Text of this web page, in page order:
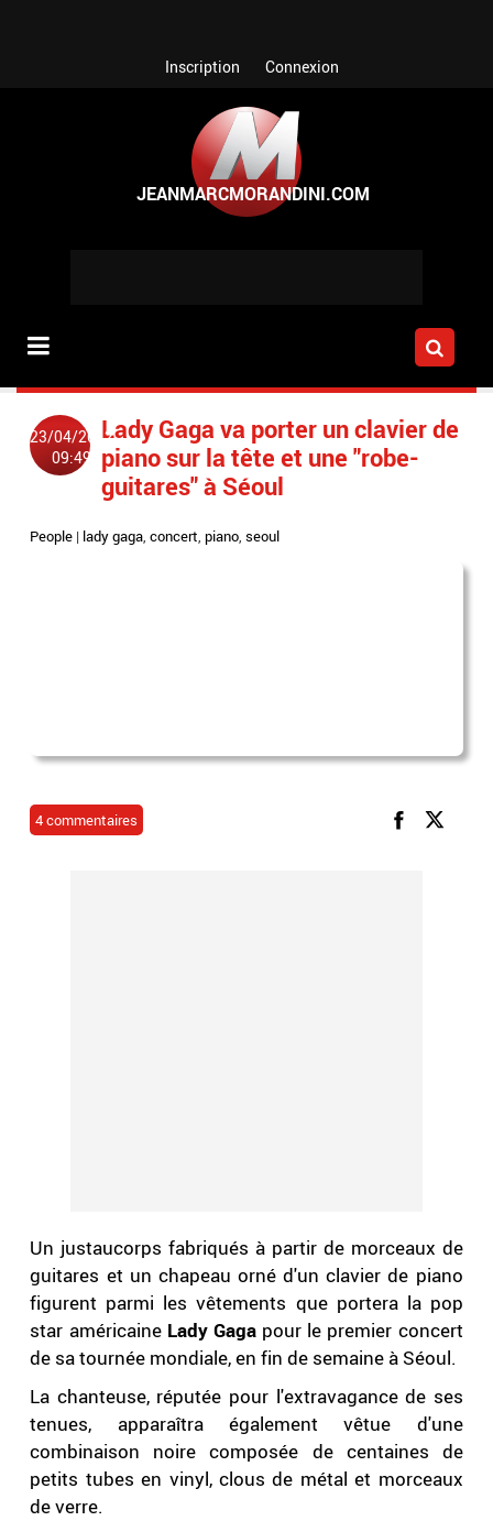
Inscription Connexion
23/04/2012
09:49
Lady Gaga va porter un clavier de
piano sur la tête et une "robe-
guitares" à Séoul
People | lady gaga,concert,piano,seoul
4 commentaires
Un justaucorps fabriqués à partir de morceaux de
guitares et un chapeau orné d'un clavier de piano
figurent parmi les vêtements que portera la pop
star américaine Lady Gagapour le premier concert
de sa tournée mondiale, en fin de semaine à Séoul.
La chanteuse, réputée pour l'extravagance de ses
tenues, apparaîtra également vêtue d'une
combinaison noire composée de centaines de
petits tubes en vinyl, clous de métal et morceaux
de verre.